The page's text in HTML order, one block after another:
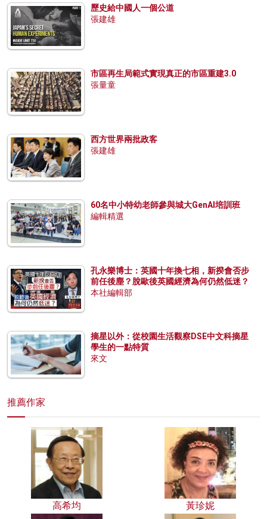
歷史給中國人一個公道
張建雄
市區再生局範式實現真正的市區重建3.0
張量童
西方世界兩批政客
張建雄
60名中小特幼老師參與城大GenAI培訓班
編輯精選
孔永樂博士：英國十年換七相，新揆會否步
前任後塵？脫歐後英國經濟為何仍然低迷？
本社編輯部
摘星以外：從校園生活觀察DSE中文科摘星
學生的一點特質
來文
推薦作家
高希均 黃珍妮